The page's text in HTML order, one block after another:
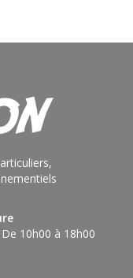
10h00 à 18h00